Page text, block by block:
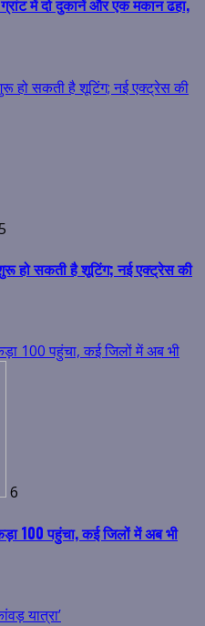
में दो दुकानें और एक मकान ढहा,
हो सकती है शूटिंग; नई एक्ट्रेस की
हो सकती है शूटिंग; नई एक्ट्रेस की
100 पहुंचा, कई जिलों में अब भी
6
100 पहुंचा, कई जिलों में अब भी
यात्रा’